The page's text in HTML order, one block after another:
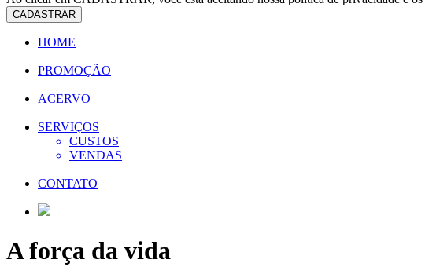
CADASTRAR
HOME
PROMOÇÃO
ACERVO
SERVIÇOS
CUSTOS
VENDAS
CONTATO
A força da vida